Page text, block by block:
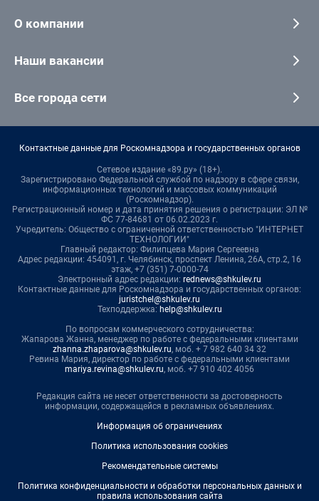
О компании
Наши вакансии
Все города сети
Контактные данные для Роскомнадзора и государственных органов
Сетевое издание «89.ру» (18+).
Зарегистрировано Федеральной службой по надзору в сфере связи,
информационных технологий и массовых коммуникаций
(Роскомнадзор).
Регистрационный номер и дата принятия решения о регистрации: ЭЛ №
ФС 77-84681 от 06.02.2023 г.
Учредитель: Общество с ограниченной ответственностью "ИНТЕРНЕТ
ТЕХНОЛОГИИ"
Главный редактор: Филипцева Мария Сергеевна
Адрес редакции: 454091, г. Челябинск, проспект Ленина, 26А, стр.2, 16
этаж, +7 (351) 7-0000-74
Электронный адрес редакции: rednews@shkulev.ru
Контактные данные для Роскомнадзора и государственных органов:
juristchel@shkulev.ru
Техподдержка: help@shkulev.ru
По вопросам коммерческого сотрудничества:
Жапарова Жанна, менеджер по работе с федеральными клиентами
zhanna.zhaparova@shkulev.ru, моб. + 7 982 640 34 32
Ревина Мария, директор по работе с федеральными клиентами
mariya.revina@shkulev.ru, моб. +7 910 402 4056
Редакция сайта не несет ответственности за достоверность
информации, содержащейся в рекламных объявлениях.
Информация об ограничениях
Политика использования cookies
Рекомендательные системы
Политика конфиденциальности и обработки персональных данных и
правила использования сайта